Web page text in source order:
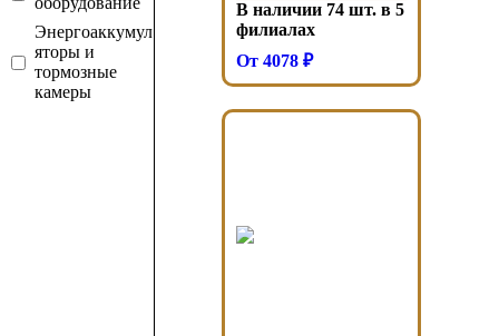
Энергоаккумул
яторы и
тормозные
камеры
Pu, 24V) 095.169
В наличии 74 шт. в 5
филиалах
От 4078 ₽